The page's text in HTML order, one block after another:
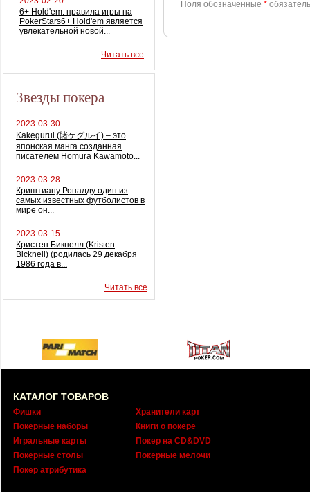
6+ Hold'em: правила игры на
PokerStars6+ Hold'em является
увлекательной новой...
Читать все
Звезды покера
2023-03-30
Kakegurui (賭ケグルイ) – это
японская манга созданная
писателем Homura Kawamoto...
2023-03-28
Криштиану Роналду один из
самых известных футболистов в
мире он...
2023-03-15
Кристен Бикнелл (Kristen
Bicknell) (родилась 29 декабря
1986 года в...
Читать все
Поля обозначенные *
КАТАЛОГ ТОВАРОВ
Фишки
Покерные наборы
Игральные карты
Покерные столы
Покер атрибутика
Хранители карт
Книги о покере
Покер на CD&DVD
Покерные мелочи